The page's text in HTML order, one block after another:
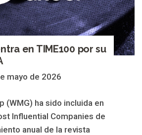
en TIME100 por su
mayo de 2026
(WMG) ha sido incluida en
Influential Companies de
anual de la revista